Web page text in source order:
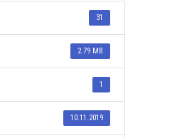
31
2.79 MB
1
10.11.2019